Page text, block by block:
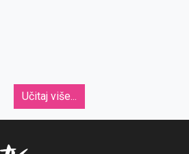
Učitaj više...